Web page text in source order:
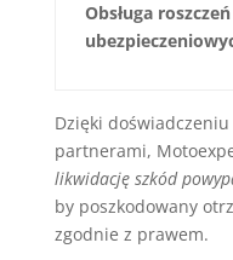
Obsługa roszczeń
Dzięki
partnerami,
likwidację szkód
by poszkodowany
zgodnie z prawem.